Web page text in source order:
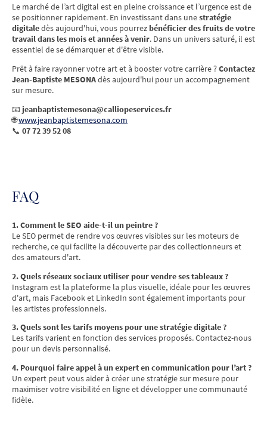
Le marché de l’art digital est en pleine croissance et l’urgence est de
se positionner rapidement. En investissant dans unestratégie
digitaledès aujourd'hui, vous pourrez bénéficier des fruits de votre
travail dans les mois et années à venir. Dans un univers saturé, il est
essentiel de se démarquer et d'être visible.
Prêt à faire rayonner votre art et à booster votre carrière ?Contactez
Jean-Baptiste MESONAdès aujourd'hui pour un accompagnement
sur mesure.
📧 jeanbaptistemesona@calliopeservices.fr
🌐www.jeanbaptistemesona.com
📞 07 72 39 52 08
FAQ
1. Comment le SEO aide-t-il un peintre ?
Le SEO permet de rendre vos œuvres visibles sur les moteurs de
recherche, ce qui facilite la découverte par des collectionneurs et
des amateurs d'art.
2. Quels réseaux sociaux utiliser pour vendre ses tableaux ?
Instagram est la plateforme la plus visuelle, idéale pour les œuvres
d'art, mais Facebook et LinkedIn sont également importants pour
les artistes professionnels.
3. Quels sont les tarifs moyens pour une stratégie digitale ?
Les tarifs varient en fonction des services proposés. Contactez-nous
pour un devis personnalisé.
4. Pourquoi faire appel à un expert en communication pour l’art ?
Un expert peut vous aider à créer une stratégie sur mesure pour
maximiser votre visibilité en ligne et développer une communauté
fidèle.